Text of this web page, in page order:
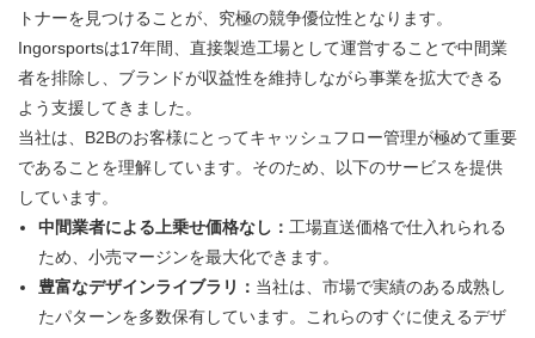
トナーを見つけることが、究極の競争優位性となります。
Ingorsportsは17年間、直接製造工場として運営することで中間業
者を排除し、ブランドが収益性を維持しながら事業を拡大できる
よう支援してきました。
当社は、B2Bのお客様にとってキャッシュフロー管理が極めて重要
であることを理解しています。そのため、以下のサービスを提供
しています。
中間業者による上乗せ価格なし： 工場直送価格で仕入れられる
ため、小売マージンを最大化できます。
豊富なデザインライブラリ： 当社は、市場で実績のある成熟し
たパターンを多数保有しています。これらのすぐに使えるデザ